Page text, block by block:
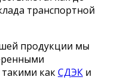
транспортной
продукции мы
какСДЭК и